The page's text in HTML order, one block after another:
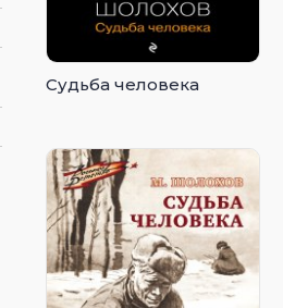
Судьба человека